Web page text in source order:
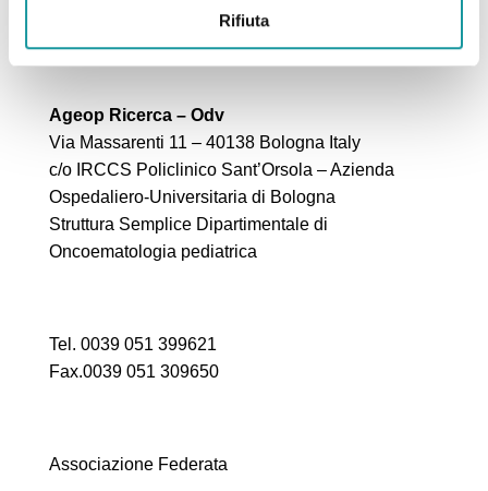
Rifiuta
Ageop Ricerca – Odv
Via Massarenti 11 – 40138 Bologna Italy
c/o IRCCS Policlinico Sant’Orsola – Azienda
Ospedaliero-Universitaria di Bologna
Struttura Semplice Dipartimentale di
Oncoematologia pediatrica
Tel. 0039 051 399621
Fax.0039 051 309650
Associazione Federata